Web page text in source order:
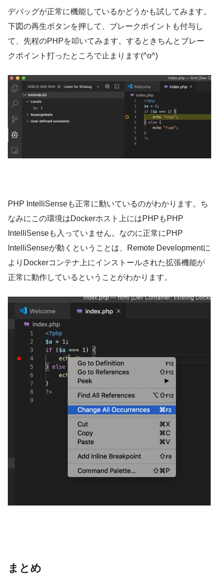
デバッグが正常に機能しているかどうかも試してみます。
下図の再生ボタンを押して、ブレークポイントも付与し
て、先程のPHPを叩いてみます。するときちんとブレー
クポイント打ったところで止まります(^o^)
PHP IntelliSenseも正常に動いているのがわかります。ち
なみにこの環境はDockerホスト上にはPHPもPHP
IntelliSenseも入っていません。なのに正常にPHP
IntelliSenseが動くということは、Remote Developmentに
よりDockerコンテナ上にインストールされた拡張機能が
正常に動作しているということがわかります。
まとめ